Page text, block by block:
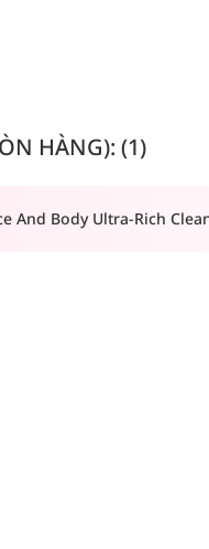
HÀNG): (1)
And Body Ultra-Rich